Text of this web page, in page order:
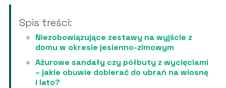
Spis treści:
Niezobowiązujące zestawy na wyjście z
domu w okresie jesienno-zimowym
Ażurowe sandały czy półbuty z wycięciami
– jakie obuwie dobierać do ubrań na wiosnę
i lato?